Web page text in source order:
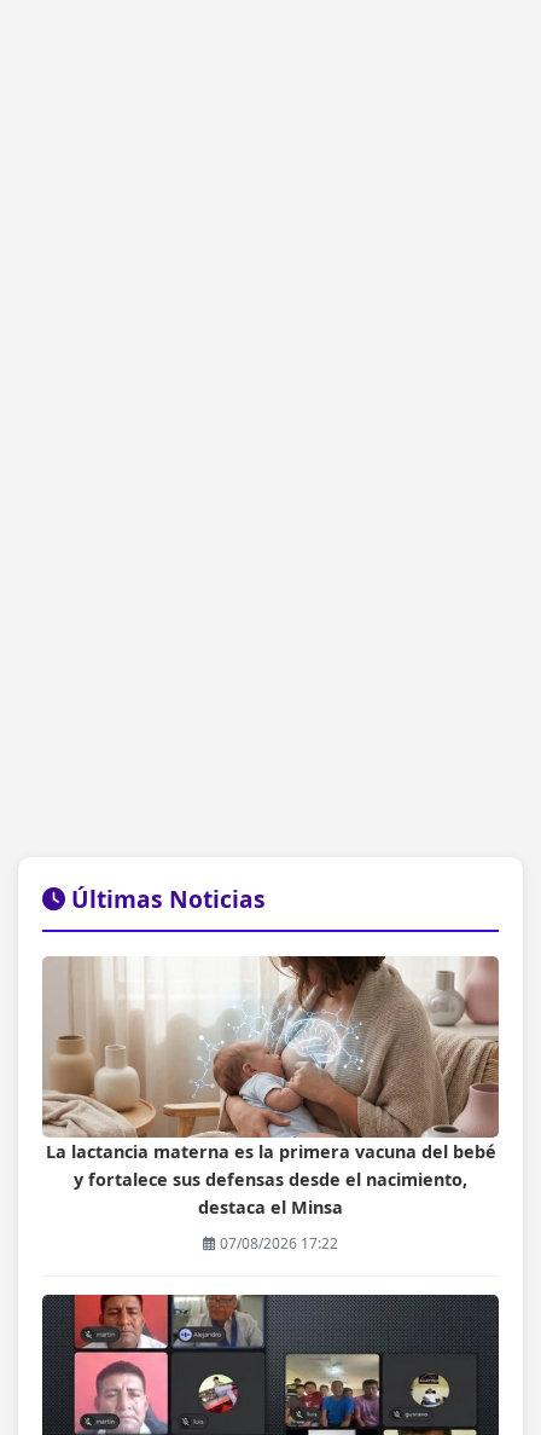
Últimas Noticias
La lactancia materna es la primera vacuna del bebé
y fortalece sus defensas desde el nacimiento,
destaca el Minsa
07/08/2026 17:22